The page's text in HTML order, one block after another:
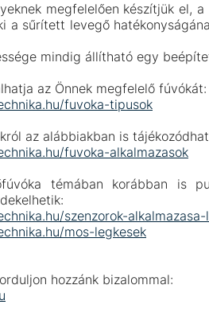
megfelelően készítjük el,
a sűrített levegő
mindig állítható egy
az Önnek megfelelő fúvókát:
fuvoka-tipusok
az alábbiakban is
fuvoka-alkalmazasok
témában korábban is
szenzorok-
mos-legkesek
hozzánk bizalommal: